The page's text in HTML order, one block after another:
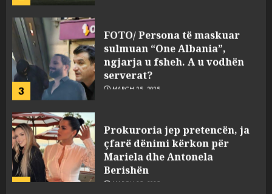
3
sulmuan “One Albania”,
ngjarja u fsheh. A u vodhën
serverat?
MARCH 25, 2025
4
çfarë dënimi kërkon për
Mariela dhe Antonela
Berishën
MARCH 25, 2025